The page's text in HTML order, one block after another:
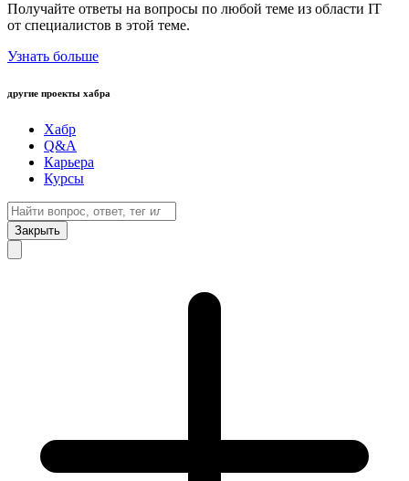
Получайте ответы на вопросы по любой теме из области IT
от специалистов в этой теме.
Узнать больше
другие проекты хабра
Хабр
Q&A
Карьера
Курсы
Закрыть